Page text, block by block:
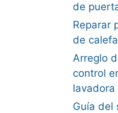
de
Reparar
de
Arreglo
control
lavadora
Guía del